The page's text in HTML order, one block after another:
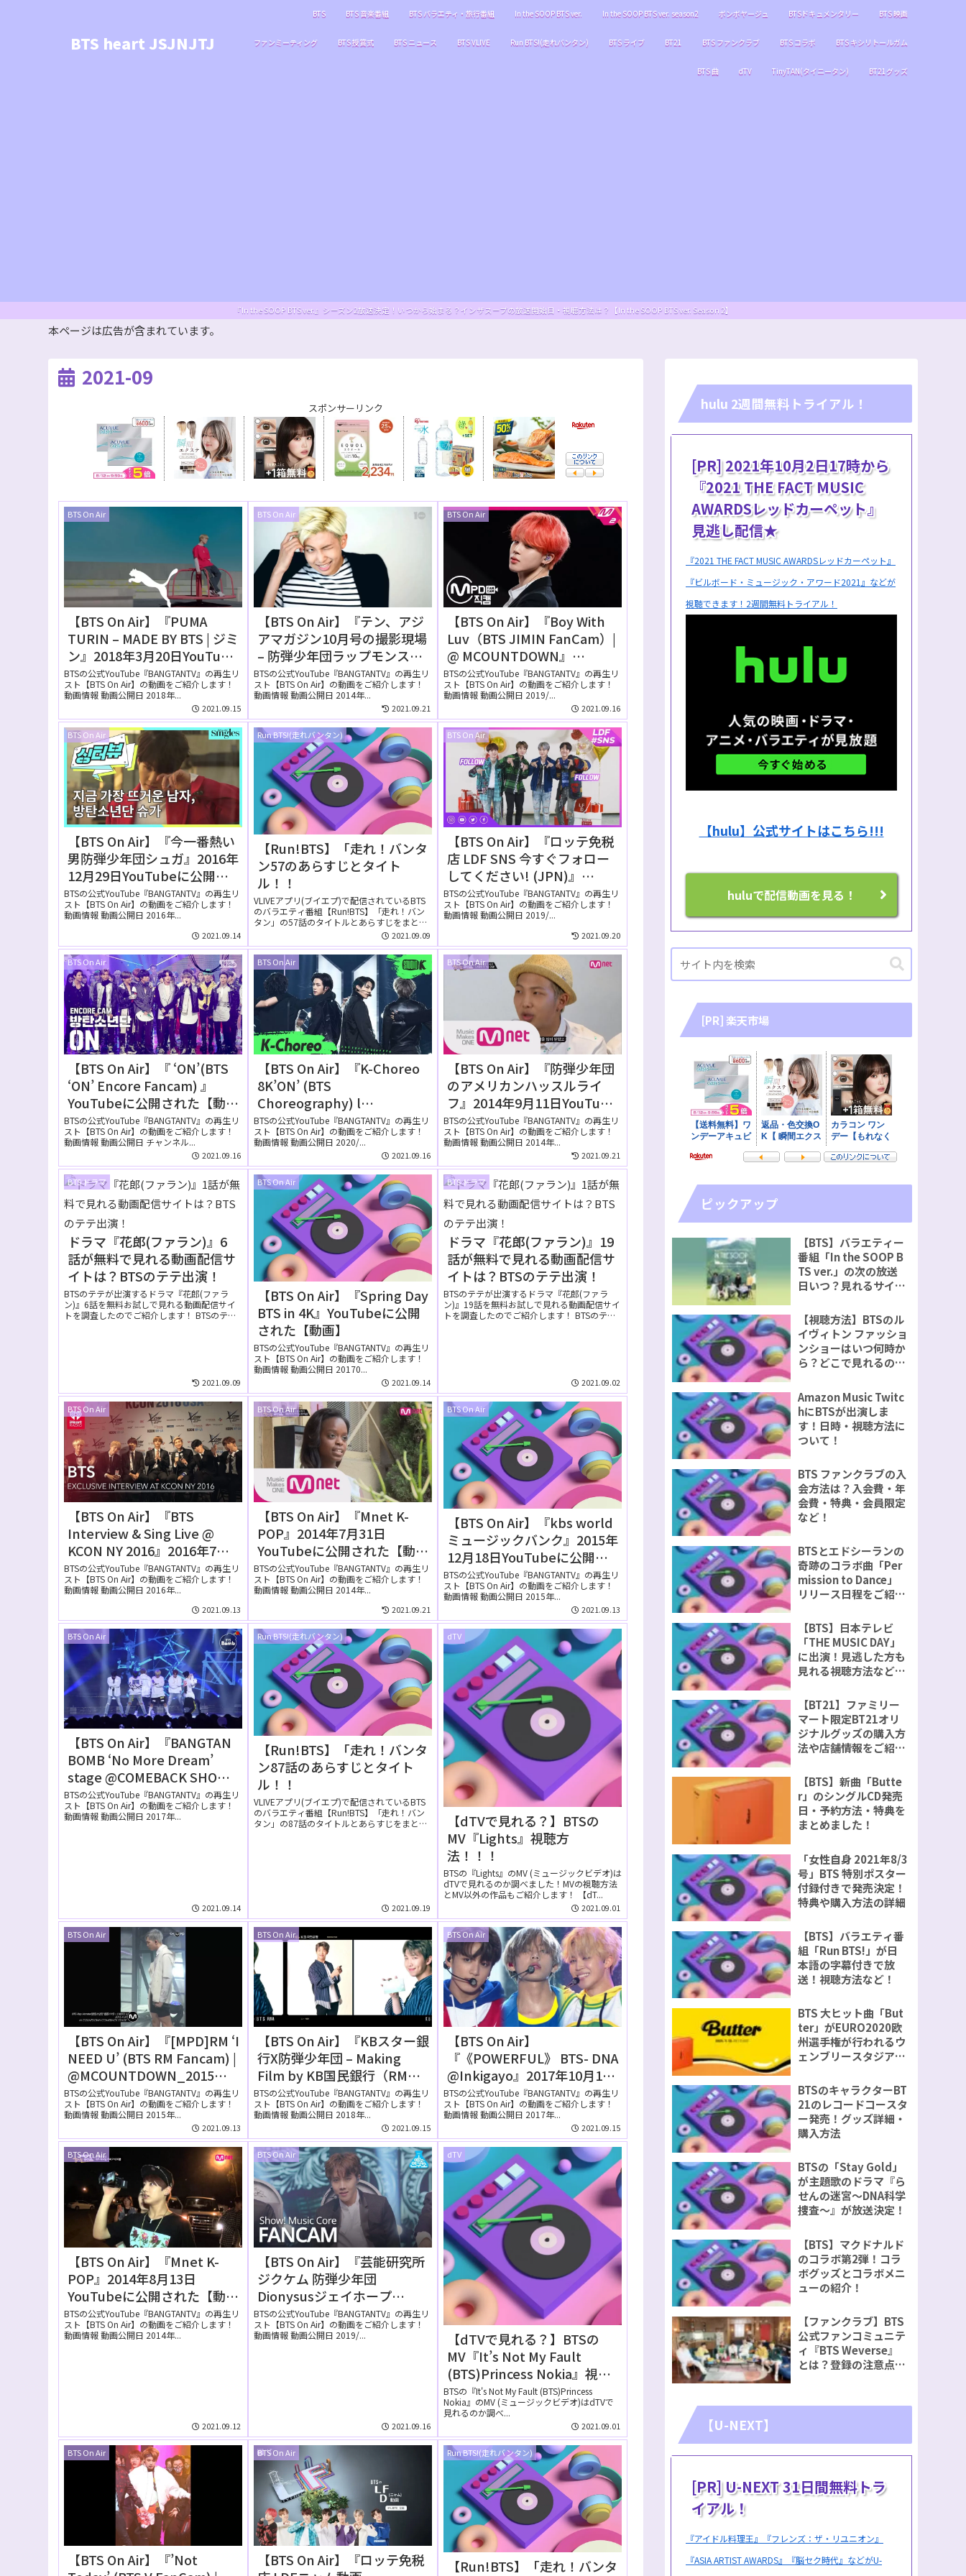
BTS heart JSJNJTJ
BTS BTS 音楽番組 BTS バラエティ・旅行番組 In the SOOP BTS ver. In the SOOP BTS ver. season2 ボンボヤージュ BTSドキュメンタリー BTS 映画
ファンミーティング BTS 授賞式 BTS ニュース BTS VLIVE Run BTS!(走れバンタン) BTS ライブ BT21 BTS ファンクラブ BTS コラボ BTS キシリトールガム
BTS 曲 dTV TinyTAN(タイニータン) BT21グッズ
『In the SOOP BTS ver.』シーズン2放送決定！いつから始まる？インザスープの放送開始日・視聴方法は？【In the SOOP BTS ver. Season 2】
本ページは広告が含まれています。
2021-09
スポンサーリンク
BTS On Air
【BTS On Air】『PUMA
TURIN – MADE BY BTS | ジミ
ン』2018年3月20日YouTube
に公開された【動画】
BTSの公式YouTube『BANGTANTV』の再生リ
スト【BTS On Air】の動画をご紹介します！
動画情報 動画公開日 2018年...
2021.09.15
BTS On Air
【BTS On Air】『テン、アジ
アマガジン10月号の撮影現場
– 防弾少年団ラップモンスタ
ー』2014年10月1日YouTube
に公開された【動画】⑧
BTSの公式YouTube『BANGTANTV』の再生リ
スト【BTS On Air】の動画をご紹介します！
動画情報 動画公開日 2014年...
2021.09.21
BTS On Air
【BTS On Air】『Boy With
Luv（BTS JIMIN FanCam）|
@ MCOUNTDOWN』
YouTubeに公開された【動
画】
BTSの公式YouTube『BANGTANTV』の再生リ
スト【BTS On Air】の動画をご紹介します！
動画情報 動画公開日 2019/...
2021.09.16
BTS On Air
【BTS On Air】『今一番熱い
男防弾少年団シュガ』2016年
12月29日YouTubeに公開さ
れた【動画】
BTSの公式YouTube『BANGTANTV』の再生リ
スト【BTS On Air】の動画をご紹介します！
動画情報 動画公開日 2016年...
2021.09.14
Run BTS!(走れバンタン)
【Run!BTS】「走れ！バンタ
ン57のあらすじとタイト
ル！！
VLIVEアプリ(ブイエプ)で配信されているBTS
のバラエティ番組【Run!BTS】「走れ！バン
タン」の57話のタイトルとあらすじをまとめ
2021.09.09
BTS On Air
【BTS On Air】『ロッテ免税
店 LDF SNS 今すぐフォロー
してください! (JPN)』
YouTubeに公開された【動
画】
BTSの公式YouTube『BANGTANTV』の再生リ
スト【BTS On Air】の動画をご紹介します！
動画情報 動画公開日 2019/...
2021.09.20
BTS On Air
【BTS On Air】『 ‘ON’(BTS
‘ON’ Encore Fancam) 』
YouTubeに公開された【動
画】
BTSの公式YouTube『BANGTANTV』の再生リ
スト【BTS On Air】の動画をご紹介します！
動画情報 動画公開日 チャンネル...
2021.09.16
BTS On Air
【BTS On Air】『K-Choreo
8K’ON’ (BTS
Choreography) l
@MusicBank 200306』
YouTubeに公開された【動
BTSの公式YouTube『BANGTANTV』の再生リ
スト【BTS On Air】の動画をご紹介します！
動画情報 動画公開日 2020/...
2021.09.16
BTS On Air
【BTS On Air】『防弾少年団
のアメリカンハッスルライ
フ』2014年9月11日YouTube
に公開された【動画】②
BTSの公式YouTube『BANGTANTV』の再生リ
スト【BTS On Air】の動画をご紹介します！
動画情報 動画公開日 2014年...
2021.09.21
BTS ドラマ
ドラマ『花郎(ファラン)』6
話が無料で見れる動画配信サ
イトは？BTSのテテ出演！
BTSのテテが出演するドラマ『花郎(ファラ
ン)』6話を無料お試しで見れる動画配信サイ
トを調査したのでご紹介します！ BTSのテテ
2021.09.09
BTS On Air
【BTS On Air】『Spring Day
BTS in 4K』YouTubeに公開
された【動画】
BTSの公式YouTube『BANGTANTV』の再生リ
スト【BTS On Air】の動画をご紹介します！
動画情報 動画公開日 20170...
2021.09.14
BTS ドラマ
ドラマ『花郎(ファラン)』19
話が無料で見れる動画配信サ
イトは？BTSのテテ出演！
BTSのテテが出演するドラマ『花郎(ファラ
ン)』19話を無料お試しで見れる動画配信サイ
トを調査したのでご紹介します！ BTSのテテ
2021.09.02
BTS On Air
【BTS On Air】『BTS
Interview & Sing Live @
KCON NY 2016』2016年7月
15日YouTubeに公開された
【動画】
BTSの公式YouTube『BANGTANTV』の再生リ
スト【BTS On Air】の動画をご紹介します！
動画情報 動画公開日 2016年...
2021.09.13
BTS On Air
【BTS On Air】『Mnet K-
POP』2014年7月31日
YouTubeに公開された【動
画】②
BTSの公式YouTube『BANGTANTV』の再生リ
スト【BTS On Air】の動画をご紹介します！
動画情報 動画公開日 2014年...
2021.09.21
BTS On Air
【BTS On Air】『kbs world
ミュージックバンク』2015年
12月18日YouTubeに公開さ
れた【動画】
BTSの公式YouTube『BANGTANTV』の再生リ
スト【BTS On Air】の動画をご紹介します！
動画情報 動画公開日 2015年...
2021.09.13
BTS On Air
【BTS On Air】『BANGTAN
BOMB ‘No More Dream’
stage @COMEBACK SHOW
‘BTS DNA’ – BTS』2017年9
月23日YouTubeに公開され
BTSの公式YouTube『BANGTANTV』の再生リ
スト【BTS On Air】の動画をご紹介します！
動画情報 動画公開日 2017年...
2021.09.14
Run BTS!(走れバンタン)
【Run!BTS】「走れ！バンタ
ン87話のあらすじとタイト
ル！！
VLIVEアプリ(ブイエプ)で配信されているBTS
のバラエティ番組【Run!BTS】「走れ！バン
タン」の87話のタイトルとあらすじをまとめ
2021.09.19
dTV
【dTVで見れる？】BTSの
MV『Lights』視聴方
法！！！
BTSの『Lights』のMV (ミュージックビデオ)は
dTVで見れるのか調べました！MVの視聴方法
とMV以外の作品もご紹介します！ 【dT...
2021.09.01
BTS On Air
【BTS On Air】『[MPD]RM ‘I
NEED U’ (BTS RM Fancam) |
@MCOUNTDOWN_2015年4
月30日』YouTubeに公開さ
れた【動画】
BTSの公式YouTube『BANGTANTV』の再生リ
スト【BTS On Air】の動画をご紹介します！
動画情報 動画公開日 2015年...
2021.09.13
BTS On Air
【BTS On Air】『KBスター銀
行X防弾少年団 – Making
Film by KB国民銀行（RM
編）』2018年4月9日
YouTubeに公開された【動
BTSの公式YouTube『BANGTANTV』の再生リ
スト【BTS On Air】の動画をご紹介します！
動画情報 動画公開日 2018年...
2021.09.15
BTS On Air
【BTS On Air】
『《POWERFUL》 BTS- DNA
@Inkigayo』2017年10月1日
YouTubeに公開された【動
画】
BTSの公式YouTube『BANGTANTV』の再生リ
スト【BTS On Air】の動画をご紹介します！
動画情報 動画公開日 2017年...
2021.09.15
BTS On Air
【BTS On Air】『Mnet K-
POP』2014年8月13日
YouTubeに公開された【動
画】
BTSの公式YouTube『BANGTANTV』の再生リ
スト【BTS On Air】の動画をご紹介します！
動画情報 動画公開日 2014年...
2021.09.12
BTS On Air
【BTS On Air】『芸能研究所
ジクケム 防弾少年団
Dionysusジェイホープ
Focused @ショー！音楽中心
_Dionysus BTS J-HOPE』
BTSの公式YouTube『BANGTANTV』の再生リ
スト【BTS On Air】の動画をご紹介します！
動画情報 動画公開日 2019/...
2021.09.16
dTV
【dTVで見れる？】BTSの
MV『It’s Not My Fault
(BTS)Princess Nokia』視聴
方法！！！
BTSの『It's Not My Fault (BTS)Princess
Nokia』のMV (ミュージックビデオ)はdTVで
見れるのか調べ...
2021.09.01
BTS On Air
【BTS On Air】『’Not
BTS On Air
【BTS On Air】『ロッテ免税
Run BTS!(走れバンタン)
【Run!BTS】「走れ！バンタ
hulu 2週間無料トライアル！
[PR] 2021年10月2日17時から
『2021 THE FACT MUSIC
AWARDSレッドカーペット』
見逃し配信★
『2021 THE FACT MUSIC AWARDSレッドカーペット』
『ビルボード・ミュージック・アワード2021』などが
視聴できます！2週間無料トライアル！
【hulu】公式サイトはこちら!!!
huluで配信動画を見る！
[PR] 楽天市場
ピックアップ
【BTS】バラエティー
番組「In the SOOP B
TS ver.」の次の放送
日いつ？見れるサイト
【視聴方法】BTSのル
イヴィトン ファッショ
ンショーはいつ何時か
ら？どこで見れるの？
Amazon Music Twitc
hにBTSが出演しま
す！日時・視聴方法に
ついて！
BTS ファンクラブの入
会方法は？入会費・年
会費・特典・会員限定
など！
BTSとエドシーランの
奇跡のコラボ曲「Per
mission to Dance」
リリース日程をご紹
【BTS】日本テレビ
「THE MUSIC DAY」
に出演！見逃した方も
見れる視聴方法などを
【BT21】ファミリー
マート限定BT21オリ
ジナルグッズの購入方
法や店舗情報をご紹
【BTS】新曲「Butte
r」のシングルCD発売
日・予約方法・特典を
まとめました！
「女性自身 2021年8/3
号」BTS 特別ポスター
付録付きで発売決定！
特典や購入方法の詳細
【BTS】バラエティ番
組「Run BTS!」が日
本語の字幕付きで放
送！視聴方法など！
BTS 大ヒット曲「But
ter」がEURO2020欧
州選手権が行われるウ
ェンブリースタジアム
BTSのキャラクターBT
21のレコードコースタ
ー発売！グッズ詳細・
購入方法
BTSの「Stay Gold」
が主題歌のドラマ『ら
せんの迷宮～DNA科学
捜査～』が放送決定！
【BTS】マクドナルド
のコラボ第2弾！コラ
ボグッズとコラボメニ
ューの紹介！
【ファンクラブ】BTS
公式ファンコミュニテ
ィ『BTS Weverse』
とは？登録の注意点を
【U-NEXT】
[PR] U-NEXT 31日間無料トラ
イアル！
『アイドル料理王』『フレンズ：ザ・リユニオン』
『ASIA ARTIST AWARDS』『脳セク時代』などがU-